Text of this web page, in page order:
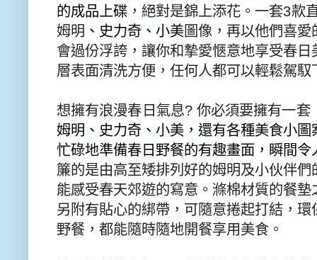
的成品上碟 ，絕對是錦上添花。一套3款
姆明 、史力奇、小美圖像， 再以他們喜愛
會過份浮誇， 讓你和摯愛愜意地享受春
層表面清洗方便，任何人都可以輕鬆駕馭
想擁有浪漫春日氣息? 你必須要擁有一套
姆明、 史力奇、小美，還有各種美食小圖
忙碌地準備春日野餐的有趣畫面， 瞬間令
簾的是由高至矮排列好的姆明及小伙伴
能感受春天郊遊的寫意。 滌棉材質的餐墊
另附有貼心的綁帶，可隨意捲起打結，
野餐，都能隨時隨地開餐享用美食。